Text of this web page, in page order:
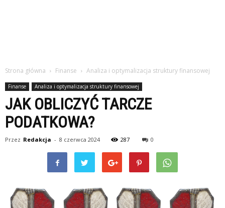
Strona główna Finanse Analiza i optymalizacja struktury finansowej
Finanse Analiza i optymalizacja struktury finansowej
JAK OBLICZYĆ TARCZE
PODATKOWA?
Przez Redakcja - 8 czerwca 2024 287 0